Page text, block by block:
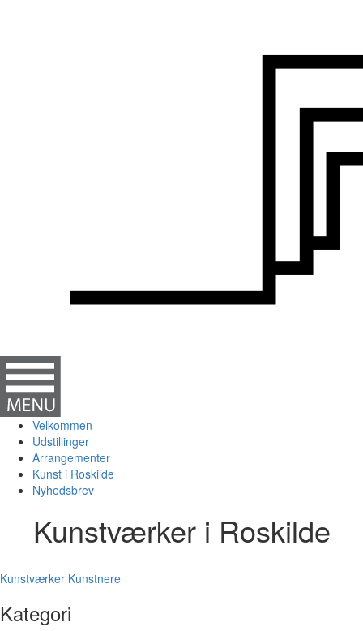
Velkommen
Udstillinger
Arrangementer
Kunst i Roskilde
Nyhedsbrev
Kunstværker i Roskilde
Kunstværker Kunstnere
Kategori